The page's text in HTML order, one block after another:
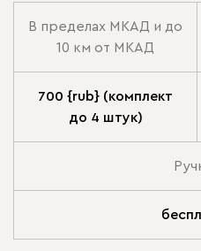
В пределах МКАД и до
10 км от МКАД
700 {rub} (комплект
до 4 штук)